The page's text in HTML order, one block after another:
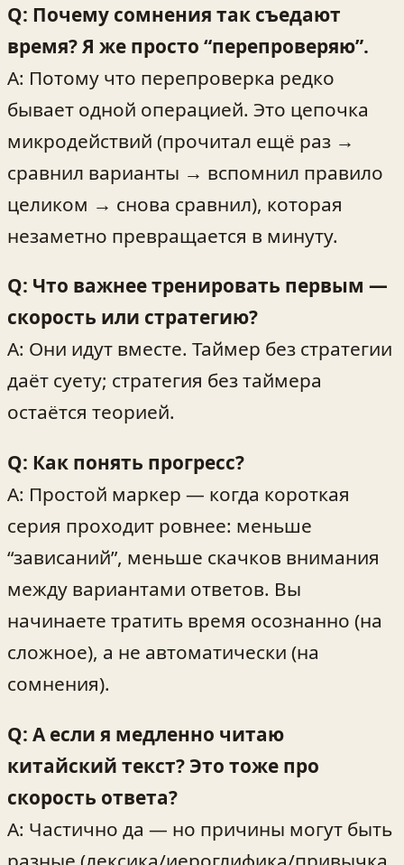
Q: Почему сомнения так съедают
время? Я же просто “перепроверяю”.
A: Потому что перепроверка редко
бывает одной операцией. Это цепочка
микродействий (прочитал ещё раз →
сравнил варианты → вспомнил правило
целиком → снова сравнил), которая
незаметно превращается в минуту.
Q: Что важнее тренировать первым —
скорость или стратегию?
A: Они идут вместе. Таймер без стратегии
даёт суету; стратегия без таймера
остаётся теорией.
Q: Как понять прогресс?
A: Простой маркер — когда короткая
серия проходит ровнее: меньше
“зависаний”, меньше скачков внимания
между вариантами ответов. Вы
начинаете тратить время осознанно (на
сложное), а не автоматически (на
сомнения).
Q: А если я медленно читаю
китайский текст? Это тоже про
скорость ответа?
A: Частично да — но причины могут быть